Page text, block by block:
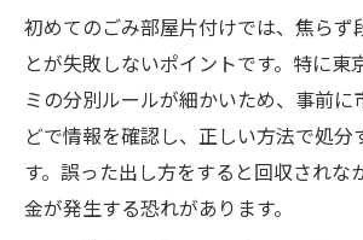
初めてのごみ部屋片付けでは、焦らず
とが失敗しないポイントです。特に東
ミの分別ルールが細かいため、事前に
どで情報を確認し、正しい方法で処分
す。誤った出し方をすると回収されな
金が発生する恐れがあります。